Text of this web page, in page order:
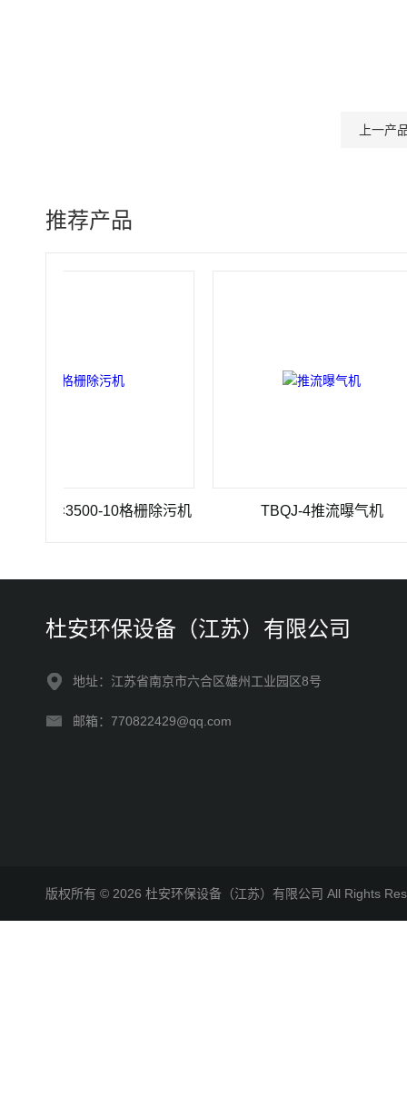
上一产
推荐产品
10格栅除污机 TBQJ-4推流曝气机
杜安环保设备（江苏）有限公司
地址：江苏省南京市六合区雄州工业园区8号
邮箱：770822429@qq.com
版权所有 © 2026 杜安环保设备（江苏）有限公司 All Rights